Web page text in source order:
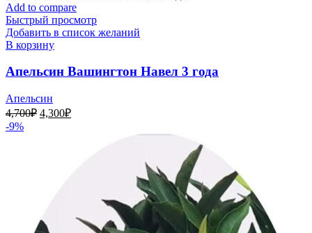
Add to compare
Быстрый просмотр
Добавить в список желаний
В корзину
Апельсин Вашингтон Навел 3 года
Апельсин
4,700₽ Первоначальная
4,300₽Текущая
-9%